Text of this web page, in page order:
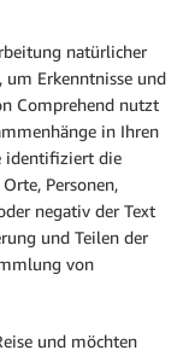
natürlicher
um Erkenntnisse und
Comprehend nutzt
in Ihren
identifiziert die
Personen,
negativ der Text
und Teilen der
von
und möchten